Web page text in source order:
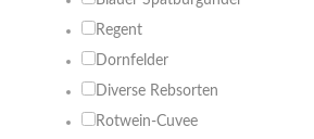
Regent
Dornfelder
Diverse Rebsorten
Rotwein-Cuvee